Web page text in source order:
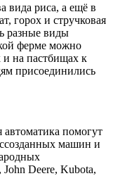
вида риса, а ещё в
горох и стручковая
разные виды
ферме можно
и на пастбищах к
присоединились
автоматика помогут
машин и
Deere, Kubota,